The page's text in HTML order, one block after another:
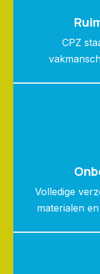
CPZ
Volledige
materialen